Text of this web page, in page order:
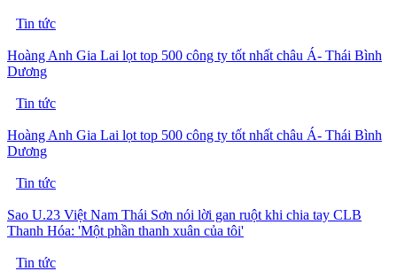
Tin tức
Hoàng Anh Gia Lai lọt top 500 công ty tốt nhất châu Á- Thái Bình
Dương
Tin tức
Hoàng Anh Gia Lai lọt top 500 công ty tốt nhất châu Á- Thái Bình
Dương
Tin tức
Sao U.23 Việt Nam Thái Sơn nói lời gan ruột khi chia tay CLB
Thanh Hóa: 'Một phần thanh xuân của tôi'
Tin tức